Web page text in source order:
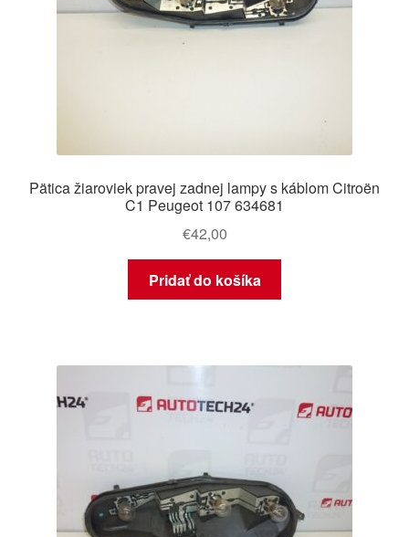
Pätica žiaroviek pravej zadnej lampy s káblom Citroën
C1 Peugeot 107 634681
€42,00
Pridať do košíka